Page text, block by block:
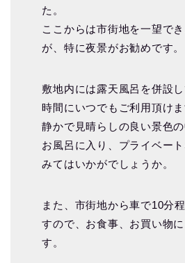
た。
ここからは市街地を一望で
が、特に夜景がお勧めです。
敷地内には露天風呂を併設
時間にいつでもご利用頂けま
静かで見晴らしの良い景色
お風呂に入り、プライベー
みてはいかがでしょうか。
また、市街地から車で10分
すので、お食事、お買い物
す。